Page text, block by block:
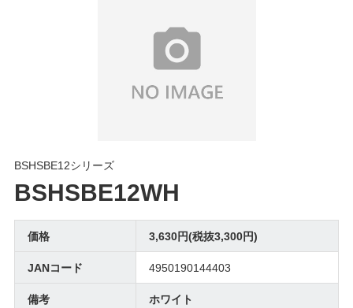
BSHSBE12シリーズ
BSHSBE12WH
価格
3,630円(税抜3,300円)
JANコード
4950190144403
備考
ホワイト